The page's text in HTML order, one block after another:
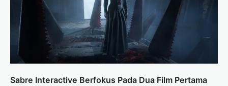
Sabre Interactive Berfokus Pada Dua Film Pertama